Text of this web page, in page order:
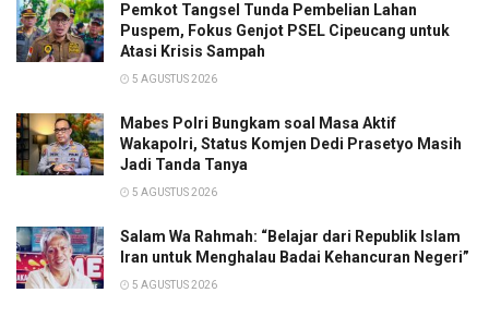
Pemkot Tangsel Tunda Pembelian Lahan
Puspem, Fokus Genjot PSEL Cipeucang untuk
Atasi Krisis Sampah
5 AGUSTUS 2026
Mabes Polri Bungkam soal Masa Aktif
Wakapolri, Status Komjen Dedi Prasetyo Masih
Jadi Tanda Tanya
5 AGUSTUS 2026
Salam Wa Rahmah: “Belajar dari Republik Islam
Iran untuk Menghalau Badai Kehancuran Negeri”
5 AGUSTUS 2026